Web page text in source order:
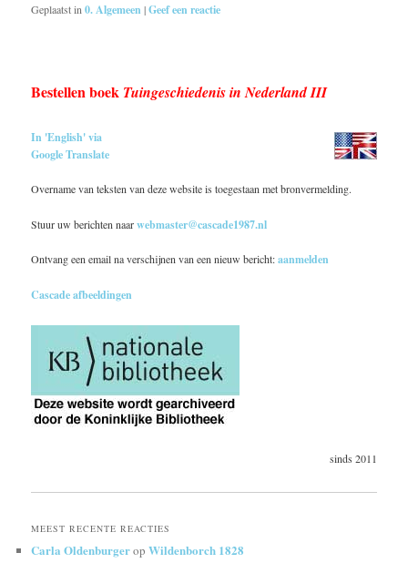
Geplaatst in 0. Algemeen |Geef een reactie
Bestellen boek Tuingeschiedenis in Nederland III
In 'English' via
Google Translate
Overname van teksten van deze website is toegestaan met bronvermelding.
Stuur uw berichten naarwebmaster@cascade1987.nl
Ontvang een email na verschijnen van een nieuw bericht:aanmelden
Cascade afbeeldingen
sinds 2011
MEEST RECENTE REACTIES
Carla OldenburgeropWildenborch 1828